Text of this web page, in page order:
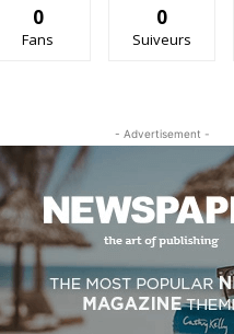
0
Fans
0
Suiveurs
- Advertisement -